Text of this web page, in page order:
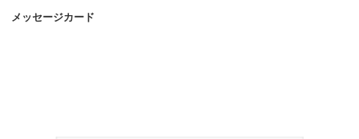
メッセージカード